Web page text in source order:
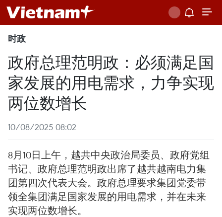
时政
政府总理范明政：必须满足国
家发展的用电需求，力争实现
两位数增长
10/08/2025 08:02
8月10日上午，越共中央政治局委员、政府党组
书记、政府总理范明政出席了越共越南电力集
团第四次代表大会。政府总理要求集团党委带
领全集团满足国家发展的用电需求，并在未来
实现两位数增长。